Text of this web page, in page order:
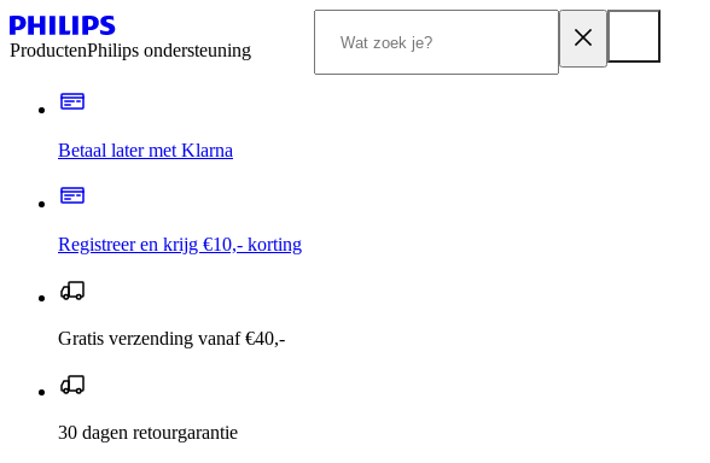
ProductenPhilips ondersteuning
Betaal later met Klarna
Registreer en krijg €10,- korting
Gratis verzending vanaf €40,-
30 dagen retourgarantie